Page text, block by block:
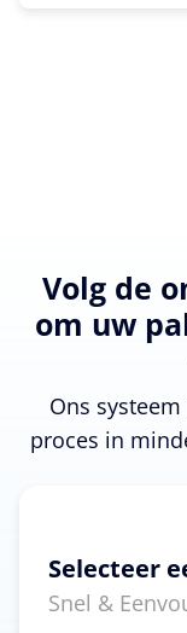
Volg de
om uw
Ons
proces in
Selecteer
Snel &